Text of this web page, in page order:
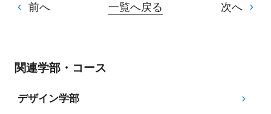
前へ 一覧へ戻る 次へ
関連学部・コース
デザイン学部